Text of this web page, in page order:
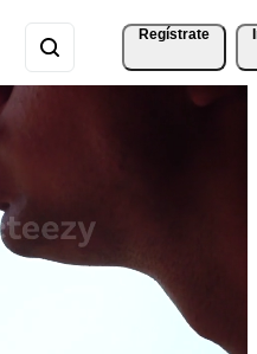
Regístrate